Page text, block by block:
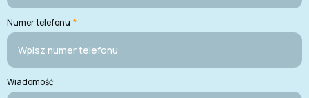
Numer telefonu *
Wiadomość